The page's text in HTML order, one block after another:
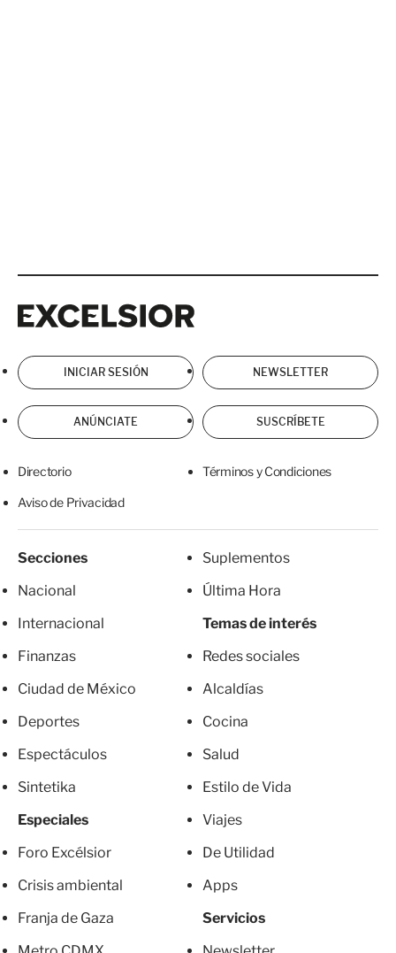
INICIAR SESIÓN NEWSLETTER
ANÚNCIATE SUSCRÍBETE
Directorio Términos y Condiciones
Aviso de Privacidad
Secciones
Nacional
Internacional
Finanzas
Ciudad de México
Deportes
Espectáculos
Sintetika
Especiales
Foro Excélsior
Crisis ambiental
Franja de Gaza
Suplementos
Última Hora
Temas de interés
Redes sociales
Alcaldías
Cocina
Salud
Estilo de Vida
Viajes
De Utilidad
Apps
Servicios